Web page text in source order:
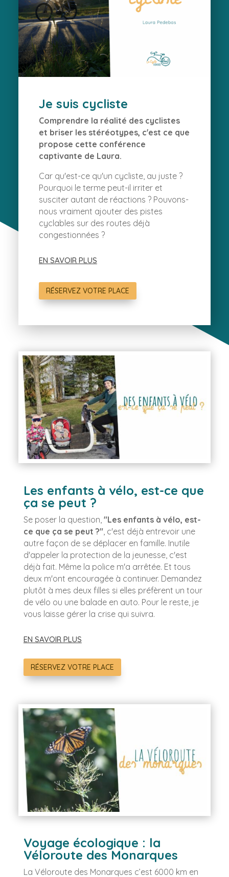
Je suis cycliste
Comprendre la réalité des cyclistes
et briser les stéréotypes, c'est ce que
propose cette conférence
captivante de Laura.
Car qu'est-ce qu'un cycliste, au juste ?
Pourquoi le terme peut-il irriter et
susciter autant de réactions ? Pouvons-
nous vraiment ajouter des pistes
cyclables sur des routes déjà
congestionnées ?
EN SAVOIR PLUS
RÉSERVEZ VOTRE PLACE
Les enfants à vélo, est-ce que
ça se peut ?
Se poser la question, "Les enfants à vélo, est-
ce que ça se peut ?", c'est déjà entrevoir une
autre façon de se déplacer en famille. Inutile
d'appeler la protection de la jeunesse, c'est
déjà fait. Même la police m'a arrêtée. Et tous
deux m'ont encouragée à continuer. Demandez
plutôt à mes deux filles si elles préfèrent un tour
de vélo ou une balade en auto. Pour le reste, je
vous laisse gérer la crise qui suivra.
EN SAVOIR PLUS
RÉSERVEZ VOTRE PLACE
Voyage écologique : la
Véloroute des Monarques
La Véloroute des Monarques c’est 6000 km en